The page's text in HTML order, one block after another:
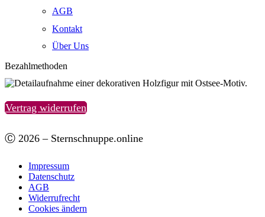
AGB
Kontakt
Über Uns
Bezahlmethoden
Vertrag widerrufen
Ⓒ 2026 – Sternschnuppe.online
Impressum
Datenschutz
AGB
Widerrufrecht
Cookies ändern